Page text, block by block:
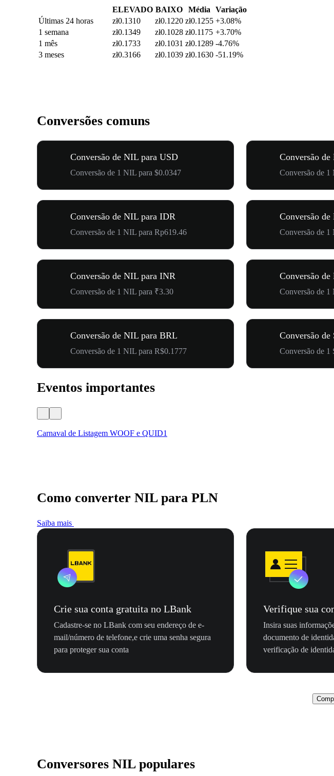
ELEVADO BAIXO Média
Variação
Últimas 24 horas
zł0.1310 zł0.1220 zł0.1255 +3.08%
1 semana
zł0.1349 zł0.1028 zł0.1175 +3.70%
1 mês
zł0.1733 zł0.1031 zł0.1289 -4.76%
3 meses
zł0.3166 zł0.1039 zł0.1630 -51.19%
Conversões comuns
Conversão de NIL para USD
Conversão de 1 NIL para $0.0347
Conversão
Conversão de 1
Conversão de NIL para IDR
Conversão de 1 NIL para Rp619.46
Conversão
Conversão de 1
Conversão de NIL para INR
Conversão de 1 NIL para ₹3.30
Conversão
Conversão de
Conversão de NIL para BRL
Conversão de 1 NIL para R$0.1777
Conversão
Conversão de 1
Eventos importantes
Carnaval de Listagem WOOF e QUID1
Como converter NIL para PLN
Saiba mais
Crie sua conta gratuita no LBank
Cadastre-se no LBank com seu endereço de e-
mail/número de telefone,e crie uma senha segura
para proteger sua conta
Verifique sua
Insira suas
documento de
verificação de
Conversores NIL populares